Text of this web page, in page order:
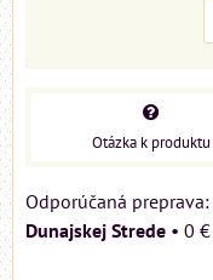
Otázka k produktu
Dunajskej Strede • 0 €